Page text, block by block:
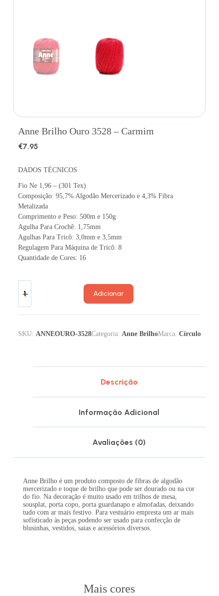
Anne Brilho Ouro 3528 – Carmim
€7.95
DADOS TÉCNICOS
Fio Ne 1,96 – (301 Tex)
Composição: 95,7% Algodão Mercerizado e 4,3% Fibra
Metalizada
Comprimento e Peso: 500m e 150g
Agulha Para Crochê: 1,75mm
Agulhas Para Tricô: 3,0mm e 3,5mm
Regulagem Para Máquina de Tricô: 8
Quantidade de Cores: 16
Adicionar
SKU: ANNEOURO-3528Categoria: Anne BrilhoMarca: Círculo
Descrição
Informação Adicional
Avaliações (0)
Anne Brilho é um produto composto de fibras de algodão
mercerizado e toque de brilho que pode ser dourado ou na cor
do fio. Na decoração é muito usado em trilhos de mesa,
sousplat, porta copo, porta guardanapo e almofadas, deixando
tudo com ar mais festivo. Para vestuário empresta um ar mais
sofisticado às peças podendo ser usado para confecção de
blusinhas, vestidos, saias e acessórios diversos.
Mais cores